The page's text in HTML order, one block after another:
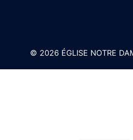
© 2026 ÉGLISE NOTRE